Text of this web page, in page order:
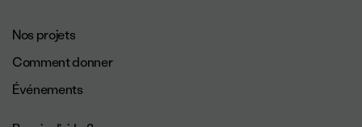
Navigation de pied de page.
Nos projets
Comment donner
Événements